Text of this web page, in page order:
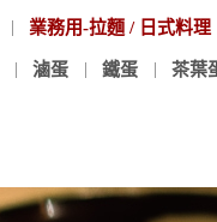
業務用-拉麵 / 日式料理
滷蛋 鐵蛋 茶葉